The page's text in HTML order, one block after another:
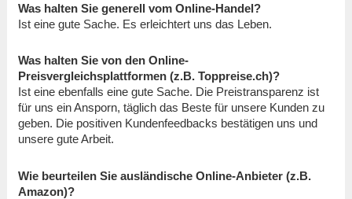
Was halten Sie generell vom Online-Handel?
Ist eine gute Sache. Es erleichtert uns das Leben.
Was halten Sie von den Online-
Preisvergleichsplattformen (z.B. Toppreise.ch)?
Ist eine ebenfalls eine gute Sache. Die Preistransparenz ist
für uns ein Ansporn, täglich das Beste für unsere Kunden zu
geben. Die positiven Kundenfeedbacks bestätigen uns und
unsere gute Arbeit.
Wie beurteilen Sie ausländische Online-Anbieter (z.B.
Amazon)?